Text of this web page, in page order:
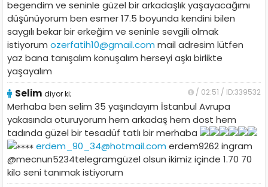
begendim ve seninle güzel bir arkadaşlık yaşayacağımı
düşünüyorum ben esmer 17.5 boyunda kendini bilen
saygılı bekar bir erkeğim ve seninle sevgili olmak
istiyorumozerfatih10@gmail.com mail adresim lütfen
yaz bana tanışalım konuşalım herseyi aşkı birlikte
yaşayalım
Selim diyor ki; / 02:51 / ID:339532
Merhaba ben selim 35 yaşındayım İstanbul Avrupa
yakasında oturuyorum hem arkadaş hem dost hem
tadında güzel bir tesadüf tatlı bir merhaba
erdem_90_34@hotmail.com erdem9262 ingram
@mecnun5234telegramgüzel olsun ikimiz içinde 1.70 70
kilo seni tanımak istiyorum